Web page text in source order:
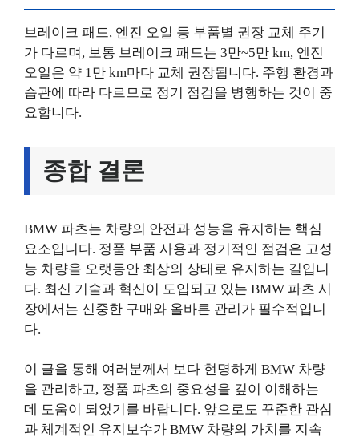
브레이크 패드, 엔진 오일 등 부품별 권장 교체 주기
가 다르며, 보통 브레이크 패드는 3만~5만 km, 엔진
오일은 약 1만 km마다 교체 권장됩니다. 주행 환경과
습관에 따라 다르므로 정기 점검을 병행하는 것이 중
요합니다.
종합 결론
BMW 파츠는 차량의 안전과 성능을 유지하는 핵심
요소입니다. 정품 부품 사용과 정기적인 점검은 고성
능 차량을 오랫동안 최상의 상태로 유지하는 길입니
다. 최신 기술과 혁신이 도입되고 있는 BMW 파츠 시
장에서는 신중한 구매와 올바른 관리가 필수적입니
다.
이 글을 통해 여러분께서 보다 현명하게 BMW 차량
을 관리하고, 정품 파츠의 중요성을 깊이 이해하는
데 도움이 되었기를 바랍니다. 앞으로도 꾸준한 관심
과 체계적인 유지보수가 BMW 차량의 가치를 지속